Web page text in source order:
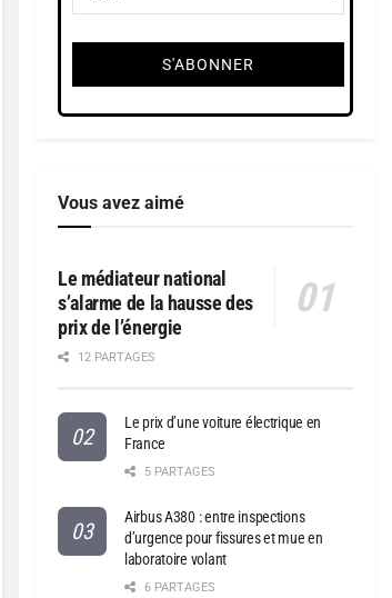
Vous avez aimé
Le médiateur national
s’alarme de la hausse des
prix de l’énergie
12 PARTAGES
Le prix d’une voiture électrique en
France
5 PARTAGES
Airbus A380 : entre inspections
d’urgence pour fissures et mue en
laboratoire volant
6 PARTAGES